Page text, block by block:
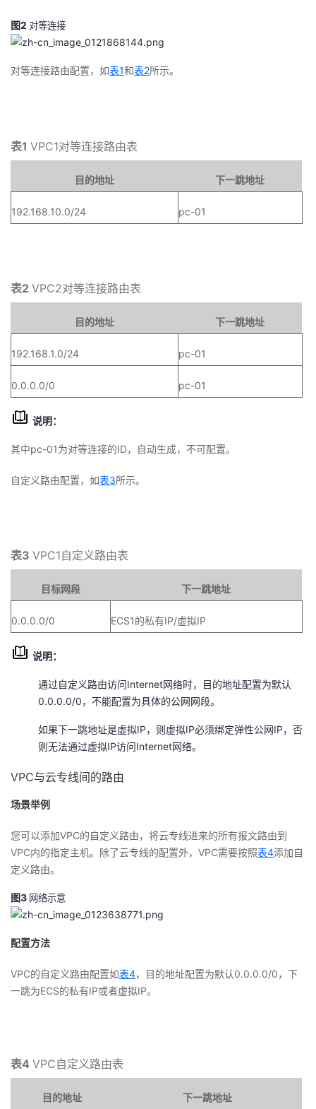
图2 对等连接
对等连接路由配置，如表1和表2所示。
表1 VPC1对等连接路由表
目的地址 下一跳地址
192.168.10.0/24 pc-01
表2 VPC2对等连接路由表
目的地址 下一跳地址
192.168.1.0/24 pc-01
0.0.0.0/0 pc-01
说明：
其中pc-01为对等连接的ID，自动生成，不可配置。
自定义路由配置，如表3所示。
表3 VPC1自定义路由表
目标网段 下一跳地址
0.0.0.0/0 ECS1的私有IP/虚拟IP
说明：
通过自定义路由访问Internet网络时，目的地址配置为默认
0.0.0.0/0，不能配置为具体的公网网段。
如果下一跳地址是虚拟IP，则虚拟IP必须绑定弹性公网IP，否
则无法通过虚拟IP访问Internet网络。
VPC与云专线间的路由
场景举例
您可以添加VPC的自定义路由，将云专线进来的所有报文路由到
VPC内的指定主机。除了云专线的配置外，VPC需要按照表4添加自
定义路由。
图3 网络示意
配置方法
VPC的自定义路由配置如表4，目的地址配置为默认0.0.0.0/0，下
一跳为ECS的私有IP或者虚拟IP。
表4 VPC自定义路由表
目的地址 下一跳地址